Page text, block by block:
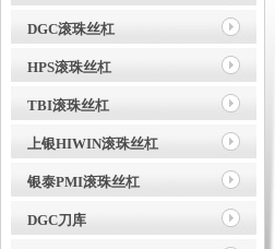
DGC滚珠丝杠
HPS滚珠丝杠
TBI滚珠丝杠
上银HIWIN滚珠丝杠
银泰PMI滚珠丝杠
DGC刀库